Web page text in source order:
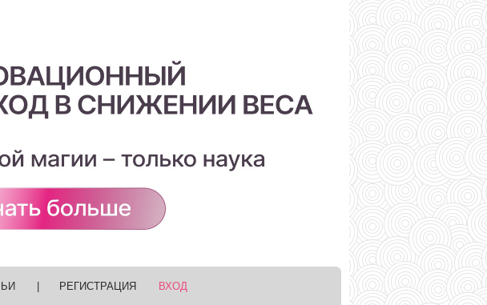
РЕГИСТРАЦИЯ ВХОД